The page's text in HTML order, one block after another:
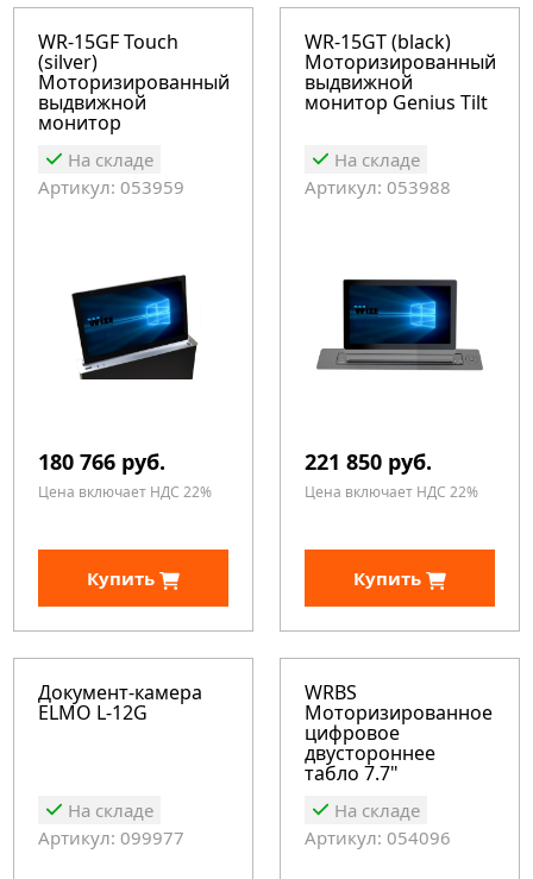
WR-15GF Touch
(silver)
Моторизированный
выдвижной
монитор
На складе
Артикул: 053959
180 766 руб.
Цена включает НДС 22%
Купить
WR-15GT (black)
Моторизированный
выдвижной
монитор Genius Tilt
На складе
Артикул: 053988
221 850 руб.
Цена включает НДС 22%
Купить
Документ-камера
ELMO L-12G
На складе
Артикул: 099977
WRBS
Моторизированное
цифровое
двустороннее
табло 7.7"
На складе
Артикул: 054096